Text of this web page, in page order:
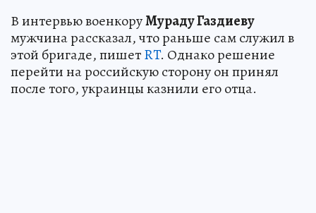
В интервью военкоруМураду Газдиеву
мужчина рассказал, что раньше сам служил в
этой бригаде, пишетRT. Однако решение
перейти на российскую сторону он принял
после того, украинцы казнили его отца.